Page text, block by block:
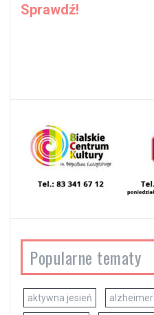
Sprawdź!
Popularne tematy
aktywna jesień alzheimer